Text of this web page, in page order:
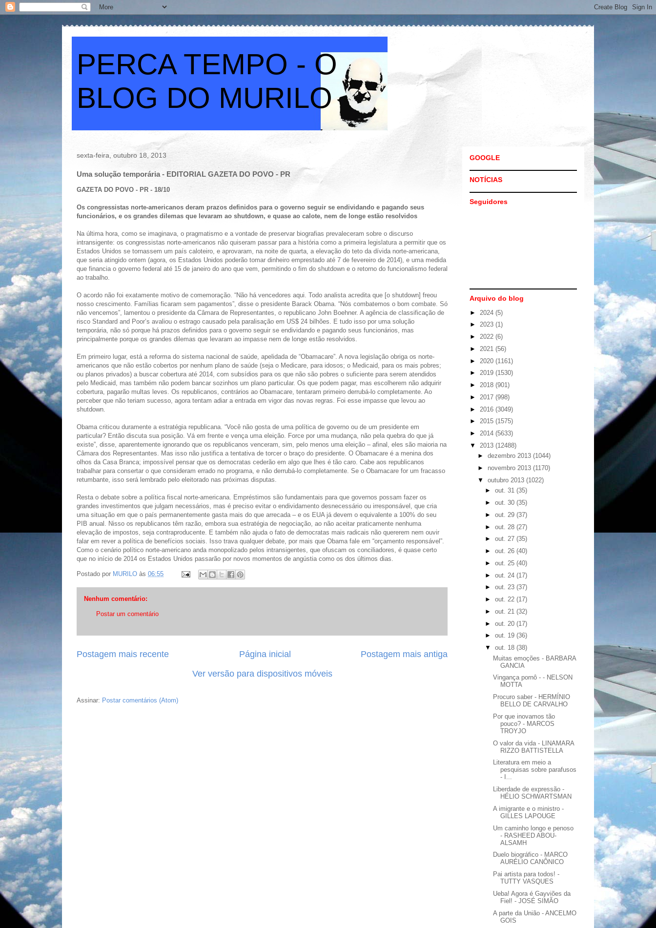
PERCA TEMPO - O
BLOG DO MURILO
sexta-feira, outubro 18, 2013
Uma solução temporária - EDITORIAL GAZETA DO POVO - PR
GAZETA DO POVO - PR - 18/10
Os congressistas norte-americanos deram prazos definidos para o governo seguir se endividando e pagando seus
funcionários, e os grandes dilemas que levaram ao shutdown, e quase ao calote, nem de longe estão resolvidos
Na última hora, como se imaginava, o pragmatismo e a vontade de preservar biografias prevaleceram sobre o discurso
intransigente: os congressistas norte-americanos não quiseram passar para a história como a primeira legislatura a permitir que os
Estados Unidos se tornassem um país caloteiro, e aprovaram, na noite de quarta, a elevação do teto da dívida norte-americana,
que seria atingido ontem (agora, os Estados Unidos poderão tomar dinheiro emprestado até 7 de fevereiro de 2014), e uma medida
que financia o governo federal até 15 de janeiro do ano que vem, permitindo o fim do shutdown e o retorno do funcionalismo federal
ao trabalho.
O acordo não foi exatamente motivo de comemoração. “Não há vencedores aqui. Todo analista acredita que [o shutdown] freou
nosso crescimento. Famílias ficaram sem pagamentos”, disse o presidente Barack Obama. “Nós combatemos o bom combate. Só
não vencemos”, lamentou o presidente da Câmara de Representantes, o republicano John Boehner. A agência de classificação de
risco Standard and Poor’s avaliou o estrago causado pela paralisação em US$ 24 bilhões. E tudo isso por uma solução
temporária, não só porque há prazos definidos para o governo seguir se endividando e pagando seus funcionários, mas
principalmente porque os grandes dilemas que levaram ao impasse nem de longe estão resolvidos.
Em primeiro lugar, está a reforma do sistema nacional de saúde, apelidada de “Obamacare”. A nova legislação obriga os norte-
americanos que não estão cobertos por nenhum plano de saúde (seja o Medicare, para idosos; o Medicaid, para os mais pobres;
ou planos privados) a buscar cobertura até 2014, com subsídios para os que não são pobres o suficiente para serem atendidos
pelo Medicaid, mas também não podem bancar sozinhos um plano particular. Os que podem pagar, mas escolherem não adquirir
cobertura, pagarão multas leves. Os republicanos, contrários ao Obamacare, tentaram primeiro derrubá-lo completamente. Ao
perceber que não teriam sucesso, agora tentam adiar a entrada em vigor das novas regras. Foi esse impasse que levou ao
shutdown.
Obama criticou duramente a estratégia republicana. “Você não gosta de uma política de governo ou de um presidente em
particular? Então discuta sua posição. Vá em frente e vença uma eleição. Force por uma mudança, não pela quebra do que já
existe”, disse, aparentemente ignorando que os republicanos venceram, sim, pelo menos uma eleição – afinal, eles são maioria na
Câmara dos Representantes. Mas isso não justifica a tentativa de torcer o braço do presidente. O Obamacare é a menina dos
olhos da Casa Branca; impossível pensar que os democratas cederão em algo que lhes é tão caro. Cabe aos republicanos
trabalhar para consertar o que consideram errado no programa, e não derrubá-lo completamente. Se o Obamacare for um fracasso
retumbante, isso será lembrado pelo eleitorado nas próximas disputas.
Resta o debate sobre a política fiscal norte-americana. Empréstimos são fundamentais para que governos possam fazer os
grandes investimentos que julgam necessários, mas é preciso evitar o endividamento desnecessário ou irresponsável, que cria
uma situação em que o país permanentemente gasta mais do que arrecada – e os EUA já devem o equivalente a 100% do seu
PIB anual. Nisso os republicanos têm razão, embora sua estratégia de negociação, ao não aceitar praticamente nenhuma
elevação de impostos, seja contraproducente. E também não ajuda o fato de democratas mais radicais não quererem nem ouvir
falar em rever a política de benefícios sociais. Isso trava qualquer debate, por mais que Obama fale em “orçamento responsável”.
Como o cenário político norte-americano anda monopolizado pelos intransigentes, que ofuscam os conciliadores, é quase certo
que no início de 2014 os Estados Unidos passarão por novos momentos de angústia como os dos últimos dias.
Postado por MURILO às 06:55
Nenhum comentário:
Postar um comentário
Postagem mais recente Postagem mais antiga
Página inicial
Ver versão para dispositivos móveis
Assinar: Postar comentários (Atom)
GOOGLE
NOTÍCIAS
Seguidores
Arquivo do blog
► 2024 (5)
► 2023 (1)
► 2022 (6)
► 2021 (56)
► 2020 (1161)
► 2019 (1530)
► 2018 (901)
► 2017 (998)
► 2016 (3049)
► 2015 (1575)
► 2014 (5633)
▼ 2013 (12488)
► dezembro 2013 (1044)
► novembro 2013 (1170)
▼ outubro 2013 (1022)
►out. 31(35)
►out. 30(35)
►out. 29(37)
►out. 28(27)
►out. 27(35)
►out. 26(40)
►out. 25(40)
►out. 24(17)
►out. 23(37)
►out. 22(17)
►out. 21(32)
►out. 20(17)
►out. 19(36)
▼out. 18(38)
Muitas emoções - BARBARA
GANCIA
Vingança pornô - - NELSON
MOTTA
Procuro saber - HERMÍNIO
BELLO DE CARVALHO
Por que inovamos tão
pouco? - MARCOS
TROYJO
O valor da vida - LINAMARA
RIZZO BATTISTELLA
Literatura em meio a
pesquisas sobre parafusos
- I...
Liberdade de expressão -
HÉLIO SCHWARTSMAN
A imigrante e o ministro -
GILLES LAPOUGE
Um caminho longo e penoso
- RASHEED ABOU-
ALSAMH
Duelo biográfico - MARCO
AURÉLIO CANÔNICO
Pai artista para todos! -
TUTTY VASQUES
Ueba! Agora é Gayviões da
Fiel! - JOSÉ SIMÃO
A parte da União - ANCELMO
GOIS